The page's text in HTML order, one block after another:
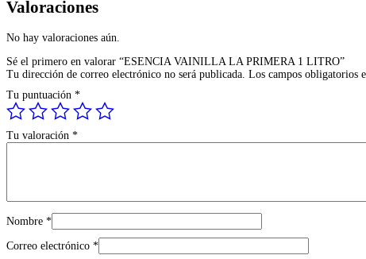
Valoraciones
No hay valoraciones aún.
Sé el primero en valorar “ESENCIA VAINILLA LA PRIMERA 1 LITRO”
Tu dirección de correo electrónico no será publicada. Los campos obligatorios
Tu puntuación *
Tu valoración *
Nombre *
Correo electrónico *